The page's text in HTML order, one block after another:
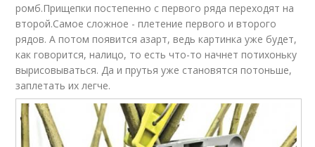
ромб.Прищепки постепенно с первого ряда переходят на
второй.Самое сложное - плетение первого и второго
рядов. А потом появится азарт, ведь картинка уже будет,
как говорится, налицо, то есть что-то начнет потихоньку
вырисовываться. Да и прутья уже становятся потоньше,
заплетать их легче.